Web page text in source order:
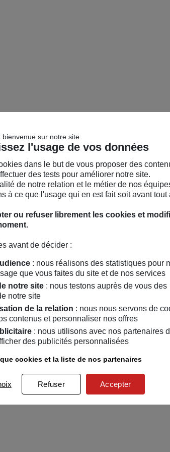
spécial N° 200 MAIF Mag
à votre fidélité, MAIF mag célèbre son 200ᵉ
cet anniversaire, ouvrez l’œil et plongez dans
en ligne ici)… puis relevez le défi en répondant au
insolites et 10 lots de 4 entrées “1 jour” au
1 membre
2
Thierry
bienvenue sur notre site
l'usage de vos données
dans le but de vous proposer des
des tests pour améliorer notre site.
de notre relation et le métier de nos
à ce que l'usage qui en est fait soit avant tout
ou refuser librement les cookies et
avant de décider :
: nous réalisons des statistiques pour
que vous faites du site et de nos services
notre site : nous testons auprès de vous des
notre site
de la relation : nous nous servons de
contenus et personnaliser nos offres
: nous utilisons avec nos partenaires
des publicités personnalisées
cookies et la liste de nos partenaires
Refuser Accepter